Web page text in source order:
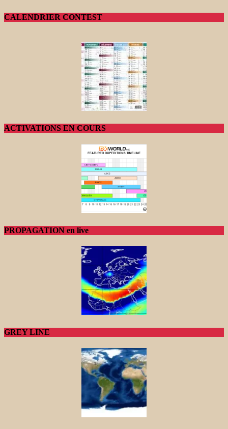
CALENDRIER CONTEST
ACTIVATIONS EN COURS
PROPAGATION en live
GREY LINE